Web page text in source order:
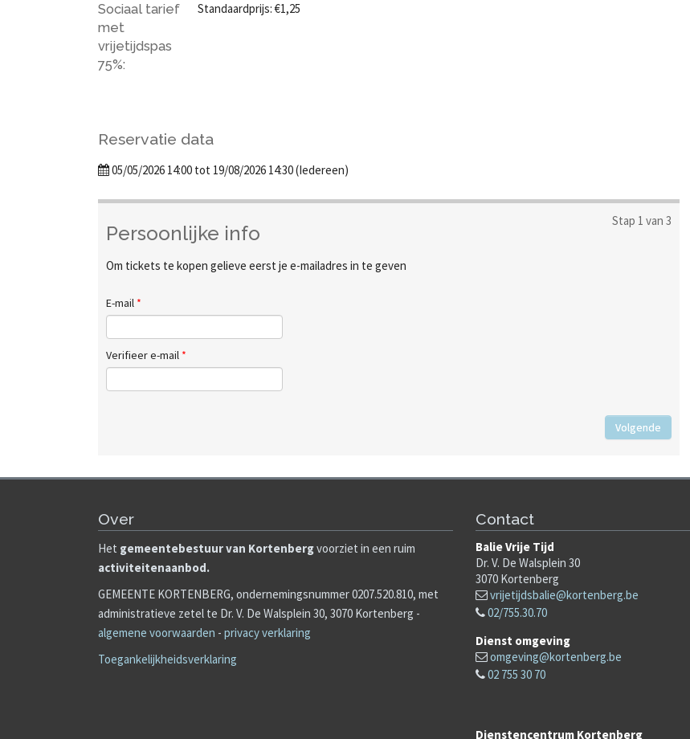
Sociaal tarief
met
vrijetijdspas
75%:
Standaardprijs: €1,25
Reservatie data
05/05/2026 14:00 tot 19/08/2026 14:30 (Iedereen)
Stap 1 van 3
Persoonlijke info
Om tickets te kopen gelieve eerst je e-mailadres in te geven
E-mail *
Verifieer e-mail *
Volgende
Over
Het gemeentebestuur van Kortenbergvoorziet in een ruim
activiteitenaanbod.
GEMEENTE KORTENBERG, ondernemingsnummer 0207.520.810, met
administratieve zetel te Dr. V. De Walsplein 30, 3070 Kortenberg -
algemene voorwaarden - privacy verklaring
Toegankelijkheidsverklaring
Contact
Balie Vrije Tijd
Dr. V. De Walsplein 30
3070 Kortenberg
vrijetijdsbalie@kortenberg.be
02/755.30.70
Dienst omgeving
omgeving@kortenberg.be
02 755 30 70
Dienstencentrum Kortenberg